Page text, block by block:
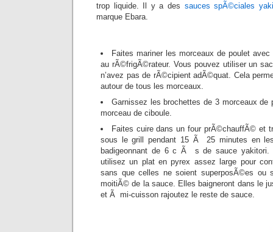
trop liquide. Il y a des sauces spÃ©ciales
marque Ebara.
Faites mariner les morceaux de poulet
au rÃ©frigÃ©rateur. Vous pouvez utiliser un
n’avez pas de rÃ©cipient adÃ©quat. Cela
autour de tous les morceaux.
Garnissez les brochettes de 3 morceaux de
morceau de ciboule.
Faites cuire dans un four prÃ©chauffÃ© et
sous le grill pendant 15 Ã 25 minutes en
badigeonnant de 6 c Ã s de sauce yakitori.
utilisez un plat en pyrex assez large pour
sans que celles ne soient superposÃ©es ou
moitiÃ© de la sauce. Elles baigneront dans le
et Ã mi-cuisson rajoutez le reste de sauce.